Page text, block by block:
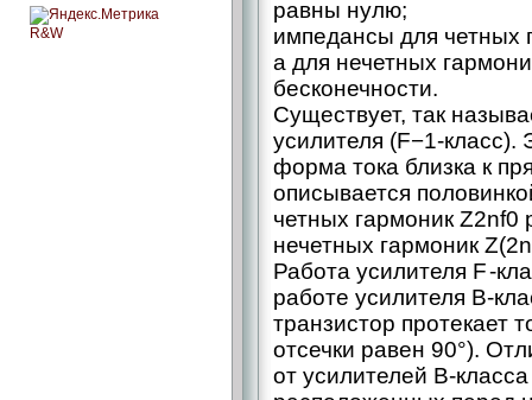
R&W
равны нулю;
импедансы для четных
а для нечетных
бесконечности.
Существует, так
усилителя
форма тока близка к
описывается
четных гармоник Z2nf0
нечетных гармоник
Работа усилителя F -
работе усилителя B-
транзистор протекает
отсечки равен 90°).
от усилителей B-